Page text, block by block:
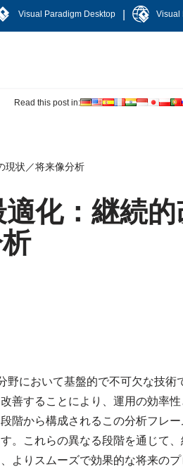
Visual Paradigm Desktop Visual
Read this post in:
現状／将来像分析
化：継続
において基盤的で不可欠な技術
善することにより、運用の効率
階から構成されるこの分析フレー
。これらの異なる段階を通じて
よりスムーズで効果的な将来の